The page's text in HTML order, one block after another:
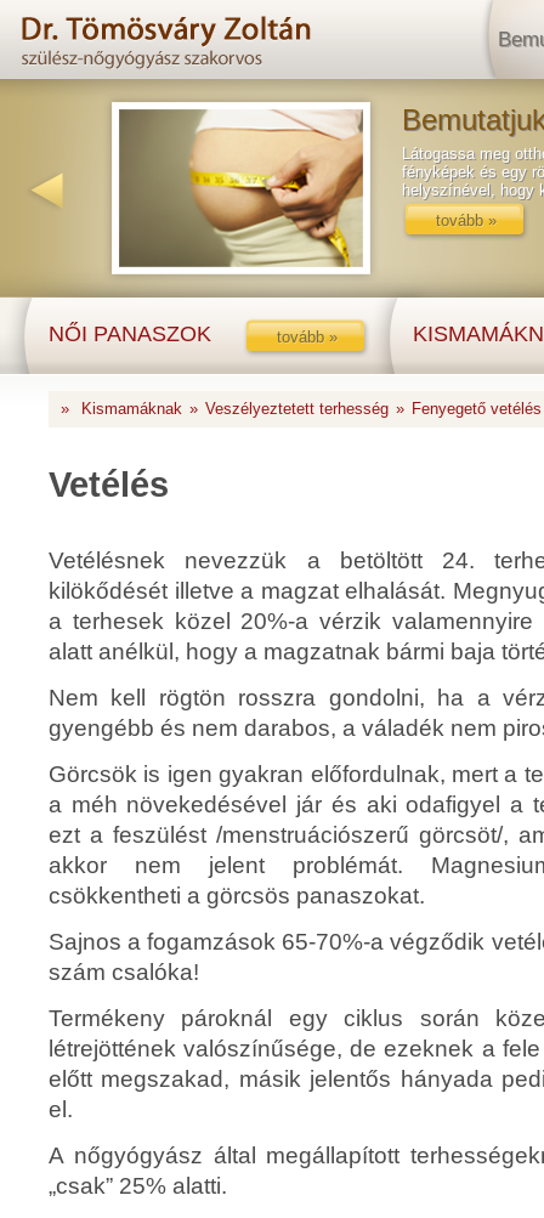
Látogassa meg
fényképek és egy
helyszínével, hogy
tovább »
NŐI PANASZOK tovább »
» Kismamáknak » Veszélyeztetett terhesség » Fenyegető vetélés
Vetélés
Vetélésnek nevezzük a betöltött 24.
kilökődését illetve a magzat elhalását.
a terhesek közel 20%-a vérzik
alatt anélkül, hogy a magzatnak bármi baja
Nem kell rögtön rosszra gondolni, ha a
gyengébb és nem darabos, a váladék nem
Görcsök is igen gyakran előfordulnak, mert a
a méh növekedésével jár és aki odafigyel a
ezt a feszülést /menstruációszerű görcsöt/,
akkor nem jelent problémát.
csökkentheti a görcsös panaszokat.
Sajnos a fogamzások 65-70%-a végződik
szám csalóka!
Termékeny pároknál egy ciklus során
létrejöttének valószínűsége, de ezeknek a
előtt megszakad, másik jelentős hányada
el.
A nőgyógyász által megállapított
„csak” 25% alatti.